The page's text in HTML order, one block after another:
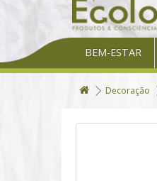
BEM-ESTAR
Decoração